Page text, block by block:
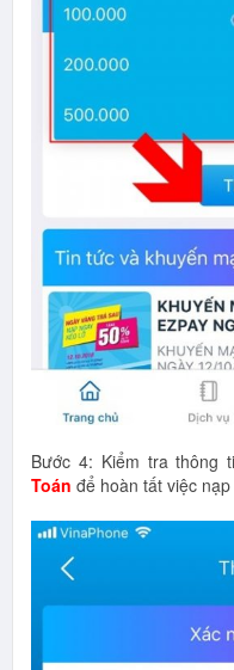
Bước 4: Kiểm tra thông
Toán để hoàn tất việc